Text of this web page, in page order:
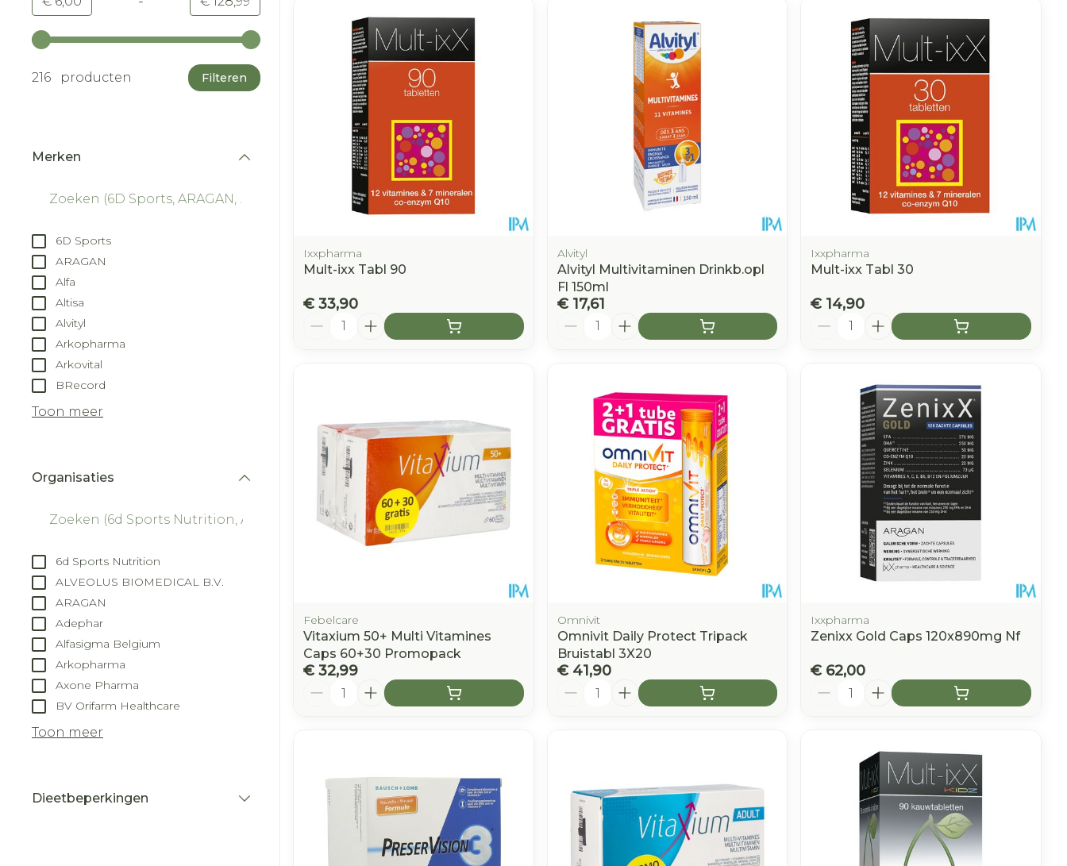
Gebruik de pijltjestoetsen links en rechts om de minimale en maximale prijswaarden aan te passen.
216 producten Filteren
Merken
6D Sports
ARAGAN
Alfa
Altisa
Alvityl
Arkopharma
Arkovital
BRecord
Toon meer
Organisaties
6d Sports Nutrition
ALVEOLUS BIOMEDICAL B.V.
ARAGAN
Adephar
Alfasigma Belgium
Arkopharma
Axone Pharma
BV Orifarm Healthcare
Toon meer
Dieetbeperkingen
Ixxpharma
Mult-ixx Tabl 90
€ 33,90
Aantal
Alvityl
Alvityl Multivitaminen Drinkb.opl
Fl 150ml
€ 17,61
Aantal
Ixxpharma
Mult-ixx Tabl 30
€ 14,90
Aantal
Febelcare
Vitaxium 50+ Multi Vitamines
Caps 60+30 Promopack
€ 32,99
Aantal
Omnivit
Omnivit Daily Protect Tripack
Bruistabl 3X20
€ 41,90
Aantal
Ixxpharma
Zenixx Gold Caps 120x890mg Nf
€ 62,00
Aantal